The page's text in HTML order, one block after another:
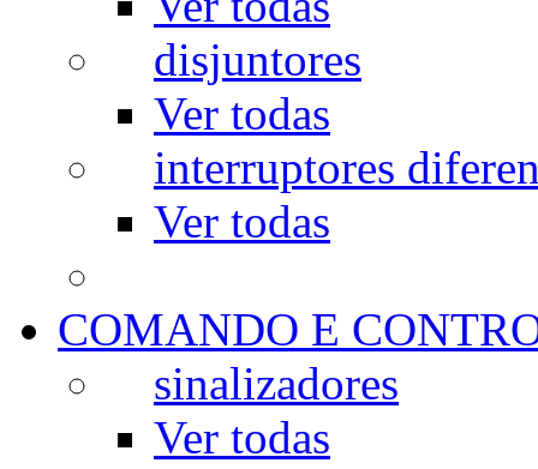
disjuntores
Ver todas
interruptores
Ver todas
COMANDO E
sinalizadores
Ver todas